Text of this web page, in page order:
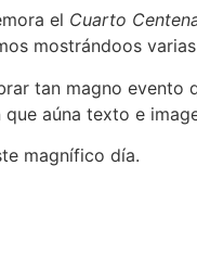
el Cuarto
mostrándoos
tan magno
aúna texto e
magnífico día.